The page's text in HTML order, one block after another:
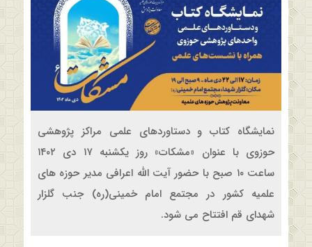
نمایشگاه کتاب و دستاوردهای علمی مراکز پژوهشی
حوزوی با عنوان «مشکات» روز یکشنبه ۱۷ دی ۱۴۰۲
ساعت ۱۰ صبح با حضور آیت الله اعرافی مدیر حوزه های
علمیه کشور در مجتمع امام خمینی(ره) جنب گلزار
شهدای قم افتتاح می شود.